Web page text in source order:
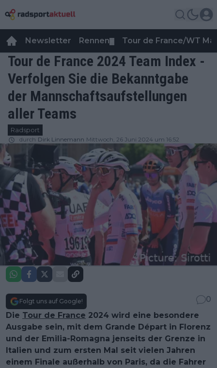
Newsletter Rennen Tour de France/WT
Tour de France 2024 Team Index -
Verfolgen Sie die Bekanntgabe
der Mannschaftsaufstellungen
aller Teams
Radsport
durch Dirk Linnemann Mittwoch, 26 Juni 2024 um 16:52
Folgt uns auf Google!
0
Die Tour de France 2024 wird eine besondere
Ausgabe sein, mit dem Grande Départ in Florenz
und der Emilia-Romagna jenseits der Grenze in
Italien und zum ersten Mal seit vielen Jahren
einem Finale außerhalb von Paris, da die Fahrer